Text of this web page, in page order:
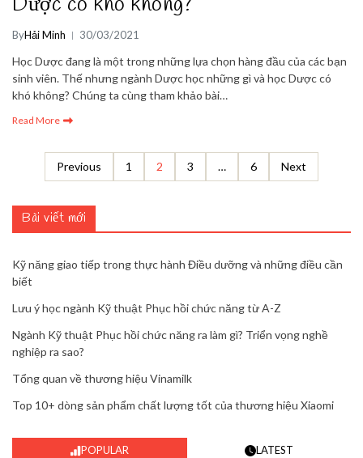
ByHải Minh 30/03/2021
Học Dược đang là một trong những lựa chọn hàng đầu của các bạn
sinh viên. Thế nhưng ngành Dược học những gì và học Dược có
khó không? Chúng ta cùng tham khảo bài…
Read More
Previous 1 2 3 … 6 Next
Bài viết mới
Kỹ năng giao tiếp trong thực hành Điều dưỡng và những điều cần
biết
Lưu ý học ngành Kỹ thuật Phục hồi chức năng từ A-Z
Ngành Kỹ thuật Phục hồi chức năng ra làm gì? Triển vọng nghề
nghiệp ra sao?
Tổng quan về thương hiệu Vinamilk
Top 10+ dòng sản phẩm chất lượng tốt của thương hiệu Xiaomi
POPULAR LATEST